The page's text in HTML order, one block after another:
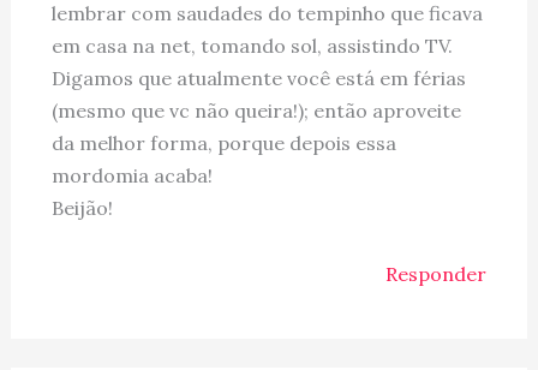
lembrar com saudades do tempinho que ficava
em casa na net, tomando sol, assistindo TV.
Digamos que atualmente você está em férias
(mesmo que vc não queira!); então aproveite
da melhor forma, porque depois essa
mordomia acaba!
Beijão!
Responder